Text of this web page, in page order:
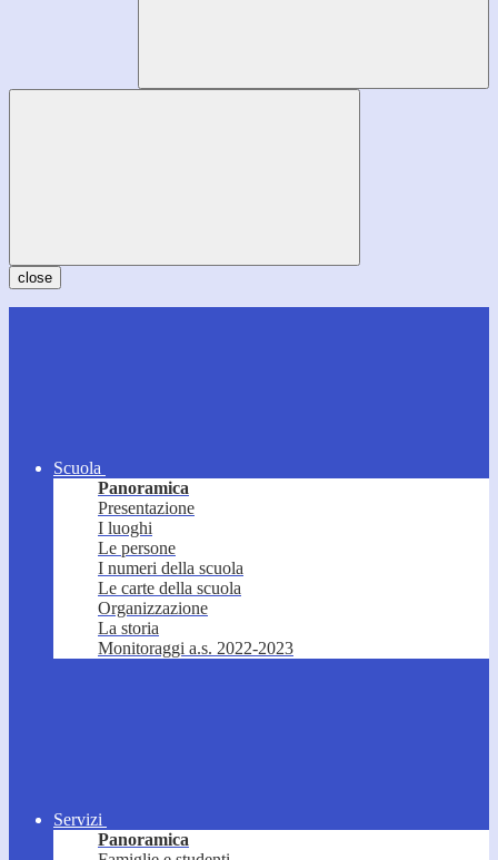
close
Scuola
Panoramica
Presentazione
I luoghi
Le persone
I numeri della scuola
Le carte della scuola
Organizzazione
La storia
Monitoraggi a.s. 2022-2023
Servizi
Panoramica